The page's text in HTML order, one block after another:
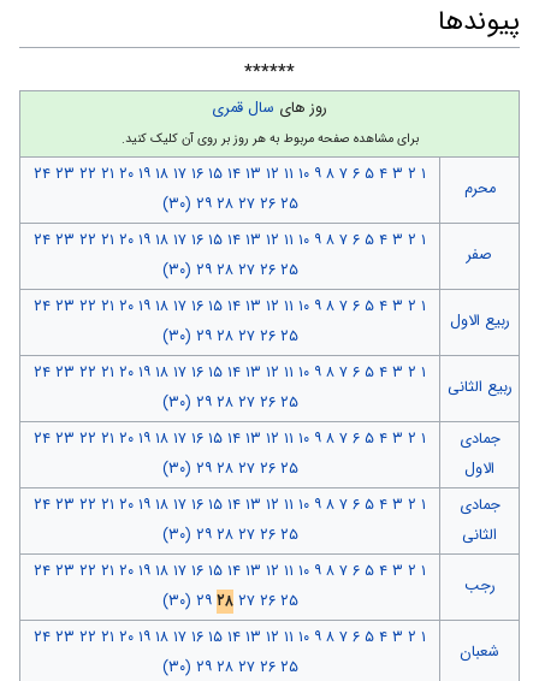
پیوندها
******
روز های سال قمری
برای مشاهده صفحه مربوط به هر روز بر روی آن کلیک کنید.
محرم
۱ ۲ ۳ ۴ ۵ ۶ ۷ ۸ ۹ ۱۰ ۱۱ ۱۲ ۱۳ ۱۴ ۱۵ ۱۶ ۱۷ ۱۸ ۱۹ ۲۰ ۲۱ ۲۲ ۲۳ ۲۴
۲۵ ۲۶ ۲۷ ۲۸ ۲۹ (۳۰)
صفر
۱ ۲ ۳ ۴ ۵ ۶ ۷ ۸ ۹ ۱۰ ۱۱ ۱۲ ۱۳ ۱۴ ۱۵ ۱۶ ۱۷ ۱۸ ۱۹ ۲۰ ۲۱ ۲۲ ۲۳ ۲۴
۲۵ ۲۶ ۲۷ ۲۸ ۲۹ (۳۰)
ربیع الاول
۱ ۲ ۳ ۴ ۵ ۶ ۷ ۸ ۹ ۱۰ ۱۱ ۱۲ ۱۳ ۱۴ ۱۵ ۱۶ ۱۷ ۱۸ ۱۹ ۲۰ ۲۱ ۲۲ ۲۳ ۲۴
۲۵ ۲۶ ۲۷ ۲۸ ۲۹ (۳۰)
ربیع الثانی
۱ ۲ ۳ ۴ ۵ ۶ ۷ ۸ ۹ ۱۰ ۱۱ ۱۲ ۱۳ ۱۴ ۱۵ ۱۶ ۱۷ ۱۸ ۱۹ ۲۰ ۲۱ ۲۲ ۲۳ ۲۴
۲۵ ۲۶ ۲۷ ۲۸ ۲۹ (۳۰)
جمادی
الاول
۱ ۲ ۳ ۴ ۵ ۶ ۷ ۸ ۹ ۱۰ ۱۱ ۱۲ ۱۳ ۱۴ ۱۵ ۱۶ ۱۷ ۱۸ ۱۹ ۲۰ ۲۱ ۲۲ ۲۳ ۲۴
۲۵ ۲۶ ۲۷ ۲۸ ۲۹ (۳۰)
جمادی
الثانی
۱ ۲ ۳ ۴ ۵ ۶ ۷ ۸ ۹ ۱۰ ۱۱ ۱۲ ۱۳ ۱۴ ۱۵ ۱۶ ۱۷ ۱۸ ۱۹ ۲۰ ۲۱ ۲۲ ۲۳ ۲۴
۲۵ ۲۶ ۲۷ ۲۸ ۲۹ (۳۰)
رجب
۱ ۲ ۳ ۴ ۵ ۶ ۷ ۸ ۹ ۱۰ ۱۱ ۱۲ ۱۳ ۱۴ ۱۵ ۱۶ ۱۷ ۱۸ ۱۹ ۲۰ ۲۱ ۲۲ ۲۳ ۲۴
۲۵ ۲۶ ۲۷ ۲۸ ۲۹ (۳۰)
شعبان
۱ ۲ ۳ ۴ ۵ ۶ ۷ ۸ ۹ ۱۰ ۱۱ ۱۲ ۱۳ ۱۴ ۱۵ ۱۶ ۱۷ ۱۸ ۱۹ ۲۰ ۲۱ ۲۲ ۲۳ ۲۴
۲۵ ۲۶ ۲۷ ۲۸ ۲۹ (۳۰)